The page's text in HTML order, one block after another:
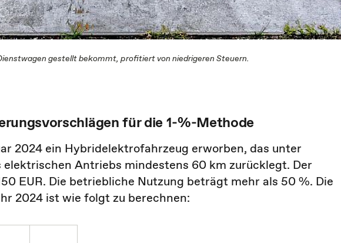
gestellt bekommt, profitiert von niedrigeren Steuern.
für die 1-%-Methode
2024 ein Hybridelektrofahrzeug erworben, das unter
Antriebs mindestens 60 km zurücklegt. Der
EUR. Die betriebliche Nutzung beträgt mehr als 50 %. Die
2024 ist wie folgt zu berechnen: